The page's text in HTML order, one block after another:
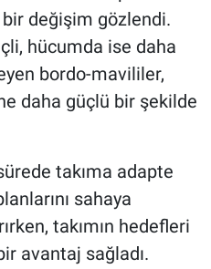
bir değişim gözlendi.
hücumda ise daha
bordo-mavililer,
daha güçlü bir şekilde
takıma adapte
sahaya
takımın hedefleri
avantaj sağladı.